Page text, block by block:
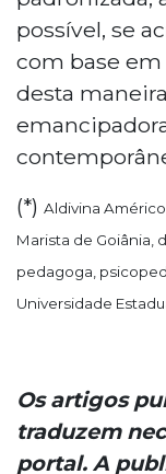
possível, se
com base
desta
(*) Aldivina
Marista de Goiânia,
pedagoga,
Universidade
Os artigos
traduzem
portal. A